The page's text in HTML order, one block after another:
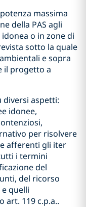
massima
della PAS agli
o in zone di
sotto la quale
e sopra
il progetto a
diversi aspetti:
idonee,
per risolvere
afferenti gli iter
i termini
del
del ricorso
quelli
art. 119 c.p.a..